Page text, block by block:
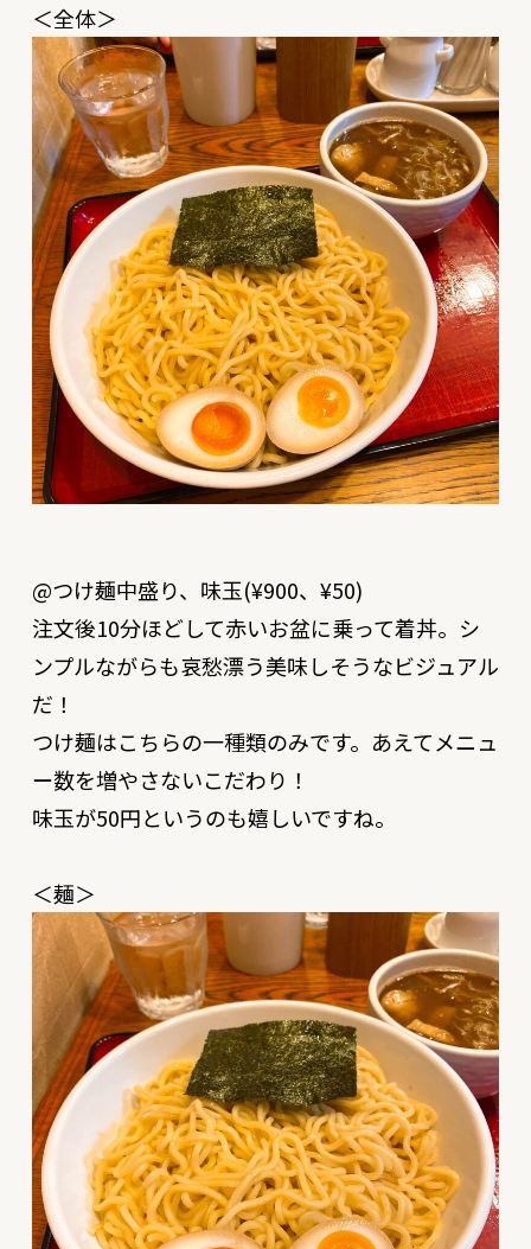
＜全体＞
@つけ麺中盛り、味玉(¥900、¥50)
注文後10分ほどして赤いお盆に乗って着丼。シ
ンプルながらも哀愁漂う美味しそうなビジュアル
だ！
つけ麺はこちらの一種類のみです。あえてメニュ
ー数を増やさないこだわり！
味玉が50円というのも嬉しいですね。
＜麺＞